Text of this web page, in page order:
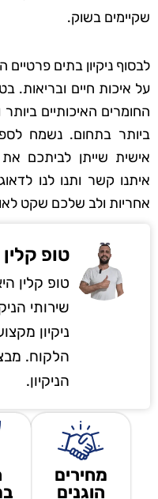
שקיימים בשוק.
לבסוף ניקיון בתים
על איכות חיים ובריאות.
החומרים האיכותיים
ביותר בתחום. נשמח
אישית שייתן לביתכם
איתנו קשר ותנו לנו
אחריות ולב שלכם שקט
טופ קלין
טופ קלין
שירותי
ניקיון
הלקוח.
הניקיון.
מחירים
הוגנים